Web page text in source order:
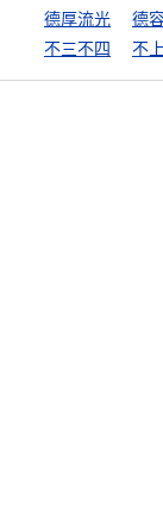
德厚流光
德
不三不四
不